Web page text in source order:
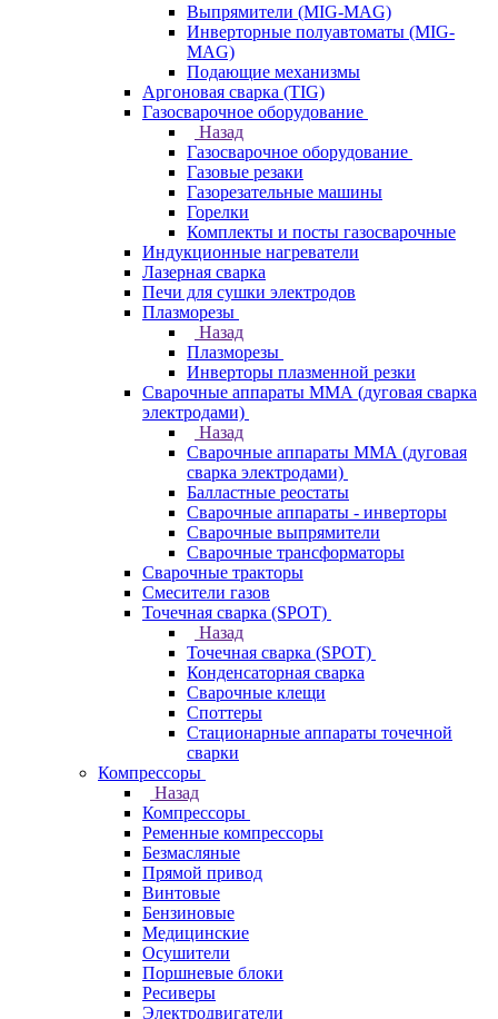
Выпрямители (MIG-MAG)
Инверторные полуавтоматы (MIG-
MAG)
Подающие механизмы
Аргоновая сварка (TIG)
Газосварочное оборудование
Назад
Газосварочное оборудование
Газовые резаки
Газорезательные машины
Горелки
Комплекты и посты газосварочные
Индукционные нагреватели
Лазерная сварка
Печи для сушки электродов
Плазморезы
Назад
Плазморезы
Инверторы плазменной резки
Сварочные аппараты ММА (дуговая сварка
электродами)
Назад
Сварочные аппараты ММА (дуговая
сварка электродами)
Балластные реостаты
Сварочные аппараты - инверторы
Сварочные выпрямители
Сварочные трансформаторы
Сварочные тракторы
Смесители газов
Точечная сварка (SPOT)
Назад
Точечная сварка (SPOT)
Конденсаторная сварка
Сварочные клещи
Споттеры
Стационарные аппараты точечной
сварки
Компрессоры
Назад
Компрессоры
Ременные компрессоры
Безмасляные
Прямой привод
Винтовые
Бензиновые
Медицинские
Осушители
Поршневые блоки
Ресиверы
Электродвигатели